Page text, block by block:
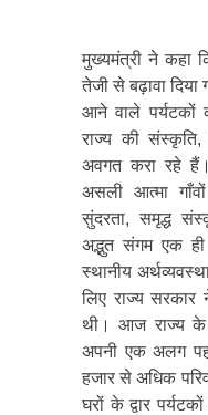
मुख्यमंत्री ने कहा
तेजी से बढ़ावा
आने वाले पर्यटकों
राज्य की संस्कृति,
अवगत करा रहे
असली आत्मा
सुंदरता, समृद्ध
अद्भुत संगम एक
स्थानीय
लिए राज्य
थी। आज राज्य के
अपनी एक अलग
हजार से अधिक
घरों के द्वार